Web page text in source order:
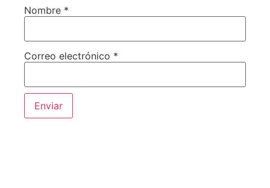
Nombre *
Correo electrónico *